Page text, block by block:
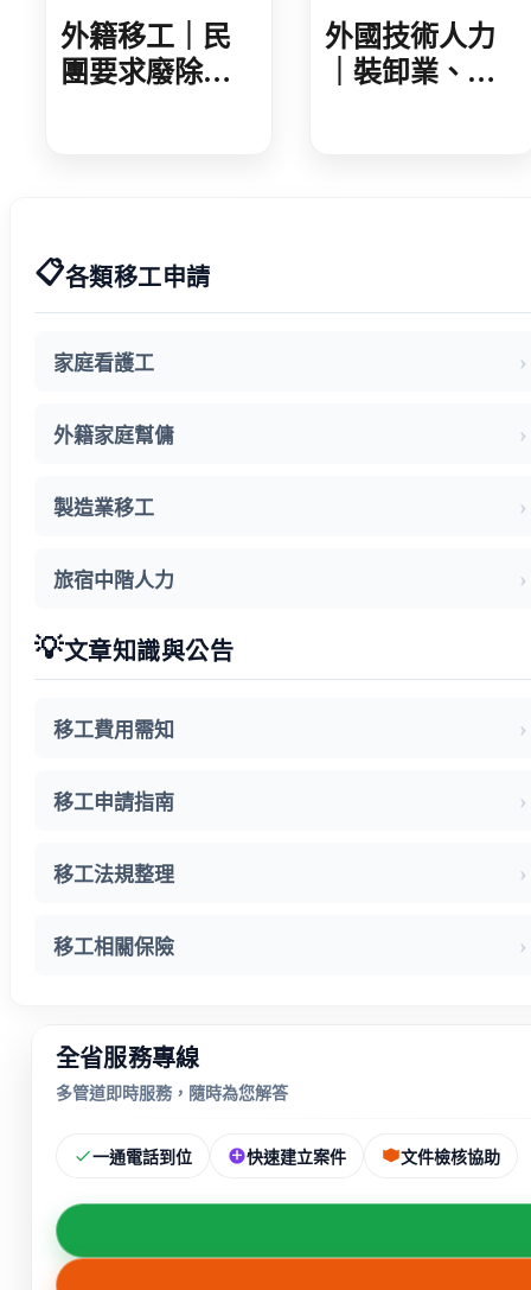
外籍移工｜民
團要求廢除家
外國技術人力
｜裝卸業、集
📋各類移工申請
家庭看護工
外籍家庭幫傭
製造業移工
旅宿中階人力
💡文章知識與公告
移工費用需知
移工申請指南
移工法規整理
移工相關保險
全省服務專線
多管道即時服務，隨時為您解答
一通電話到位 快速建立案件 文件檢核協助